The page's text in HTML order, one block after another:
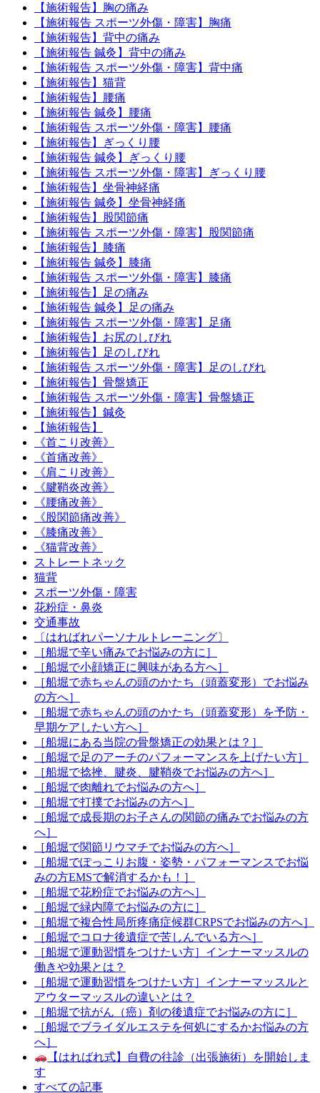
【施術報告】胸の痛み
【施術報告 スポーツ外傷・障害】胸痛
【施術報告】背中の痛み
【施術報告 鍼灸】背中の痛み
【施術報告 スポーツ外傷・障害】背中痛
【施術報告】猫背
【施術報告】腰痛
【施術報告 鍼灸】腰痛
【施術報告 スポーツ外傷・障害】腰痛
【施術報告】ぎっくり腰
【施術報告 鍼灸】ぎっくり腰
【施術報告 スポーツ外傷・障害】ぎっくり腰
【施術報告】坐骨神経痛
【施術報告 鍼灸】坐骨神経痛
【施術報告】股関節痛
【施術報告 スポーツ外傷・障害】股関節痛
【施術報告】膝痛
【施術報告 鍼灸】膝痛
【施術報告 スポーツ外傷・障害】膝痛
【施術報告】足の痛み
【施術報告 鍼灸】足の痛み
【施術報告 スポーツ外傷・障害】足痛
【施術報告】お尻のしびれ
【施術報告】足のしびれ
【施術報告 スポーツ外傷・障害】足のしびれ
【施術報告】骨盤矯正
【施術報告 スポーツ外傷・障害】骨盤矯正
【施術報告】鍼灸
【施術報告】
《首こり改善》
《首痛改善》
《肩こり改善》
《腱鞘炎改善》
《腰痛改善》
《股関節痛改善》
《膝痛改善》
《猫背改善》
ストレートネック
猫背
スポーツ外傷・障害
花粉症・鼻炎
交通事故
〔はればれパーソナルトレーニング〕
［船堀で辛い痛みでお悩みの方に］
［船堀で小顔矯正に興味がある方へ］
［船堀で赤ちゃんの頭のかたち（頭蓋変形）でお悩み
の方へ］
［船堀で赤ちゃんの頭のかたち（頭蓋変形）を予防・
早期ケアしたい方へ］
［船堀にある当院の骨盤矯正の効果とは？］
［船堀で足のアーチのパフォーマンスを上げたい方］
［船堀で捻挫、腱炎、腱鞘炎でお悩みの方へ］
［船堀で肉離れでお悩みの方へ］
［船堀で打撲でお悩みの方へ］
［船堀で成長期のお子さんの関節の痛みでお悩みの方
へ］
［船堀で関節リウマチでお悩みの方へ］
［船堀でぽっこりお腹・姿勢・パフォーマンスでお悩
みの方EMSで解消するかも！］
［船堀で花粉症でお悩みの方へ］
［船堀で緑内障でお悩みの方に］
［船堀で複合性局所疼痛症候群CRPSでお悩みの方へ］
［船堀でコロナ後遺症で苦しんでいる方へ］
［船堀で運動習慣をつけたい方］インナーマッスルの
働きや効果とは？
［船堀で運動習慣をつけたい方］インナーマッスルと
アウターマッスルの違いとは？
［船堀で抗がん（癌）剤の後遺症でお悩みの方に］
［船堀でブライダルエステを何処にするかお悩みの方
へ］
【はればれ式】自費の往診（出張施術）を開始しま
す
すべての記事